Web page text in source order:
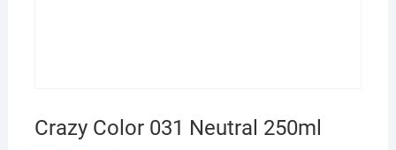
Crazy Color 031 Neutral 250ml